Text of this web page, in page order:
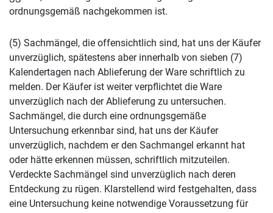
ordnungsgemäß nachgekommen ist.
(5) Sachmängel, die offensichtlich sind, hat uns der Käufer
unverzüglich, spätestens aber innerhalb von sieben (7)
Kalendertagen nach Ablieferung der Ware schriftlich zu
melden. Der Käufer ist weiter verpflichtet die Ware
unverzüglich nach der Ablieferung zu untersuchen.
Sachmängel, die durch eine ordnungsgemäße
Untersuchung erkennbar sind, hat uns der Käufer
unverzüglich, nachdem er den Sachmangel erkannt hat
oder hätte erkennen müssen, schriftlich mitzuteilen.
Verdeckte Sachmängel sind unverzüglich nach deren
Entdeckung zu rügen. Klarstellend wird festgehalten, dass
eine Untersuchung keine notwendige Voraussetzung für